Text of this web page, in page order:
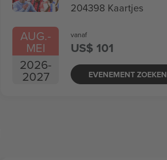
AUG.-
MEI
2026-
2027
204398 Kaartjes
vanaf
US$ 101
EVENEMENT ZOEKEN